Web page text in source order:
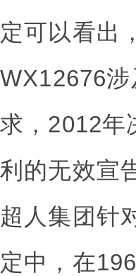
定可以看出
WX12676
求，2012年
利的无效宣
超人集团针
定中，在